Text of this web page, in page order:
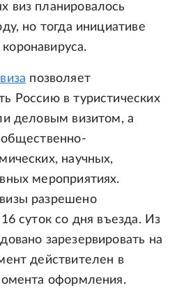
виз планировалось
но тогда инициативе
позволяет
Россию в туристических
деловым визитом, а
научных,
мероприятиях.
разрешено
суток со дня въезда. Из
зарезервировать на
действителен в
оформления.